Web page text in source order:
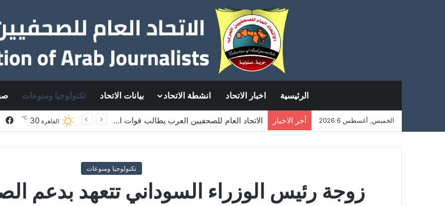
الرئيسية اخبار الاتحاد انشطة الاتحاد بيانات الاتحاد تكنولوجيا ومنوعات
الخميس, أغسطس 6 2026 أخر الاخبار
الاتحاد العام للصحفيين العرب
القاهرة 30
℃
تكنولوجيا ومنوعات
زوجة رئيس الوزراء السوداني تتعهد بدعم